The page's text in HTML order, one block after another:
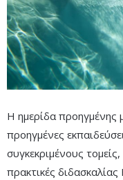
Η ημερίδα προηγμένης
προηγμένες
συγκεκριμένους
πρακτικές